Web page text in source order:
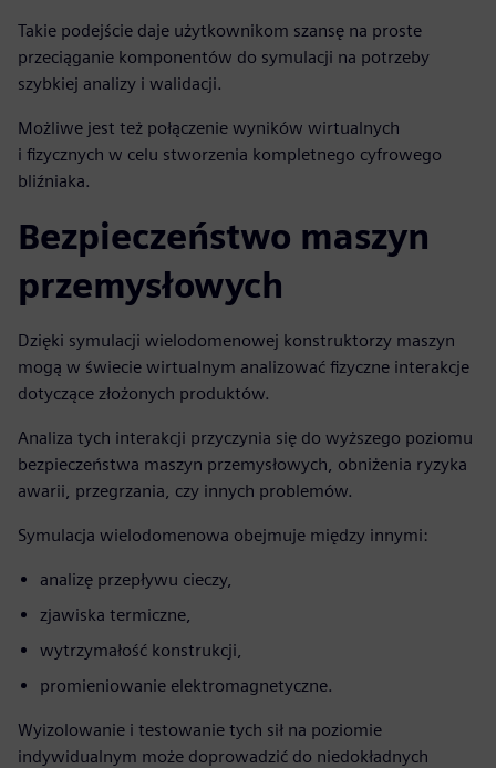
Takie podejście daje użytkownikom szansę na proste
przeciąganie komponentów do symulacji na potrzeby
szybkiej analizy i walidacji.
Możliwe jest też połączenie wyników wirtualnych
i fizycznych w celu stworzenia kompletnego cyfrowego
bliźniaka.
Bezpieczeństwo maszyn
przemysłowych
Dzięki symulacji wielodomenowej konstruktorzy maszyn
mogą w świecie wirtualnym analizować fizyczne interakcje
dotyczące złożonych produktów.
Analiza tych interakcji przyczynia się do wyższego poziomu
bezpieczeństwa maszyn przemysłowych, obniżenia ryzyka
awarii, przegrzania, czy innych problemów.
Symulacja wielodomenowa obejmuje między innymi:
analizę przepływu cieczy,
zjawiska termiczne,
wytrzymałość konstrukcji,
promieniowanie elektromagnetyczne.
Wyizolowanie i testowanie tych sił na poziomie
indywidualnym może doprowadzić do niedokładnych